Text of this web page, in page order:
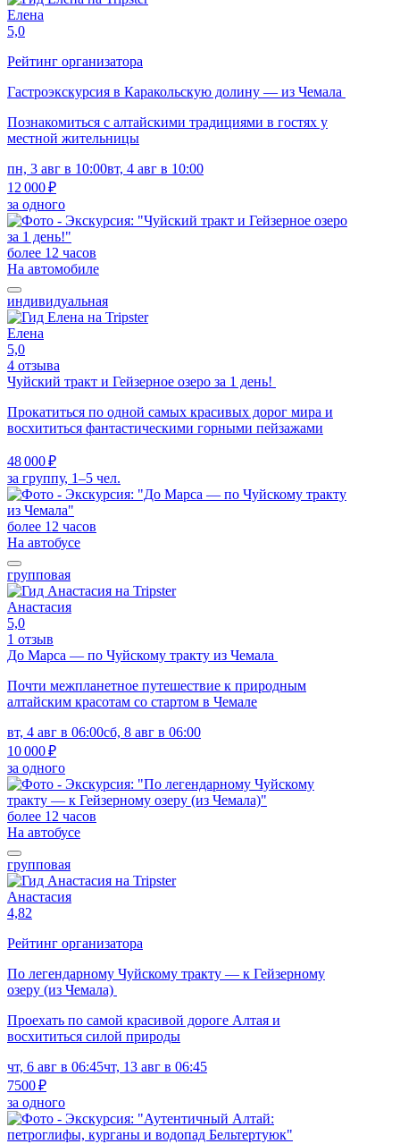
Елена
5,0
Рейтинг организатора
Гастроэкскурсия в Каракольскую долину — из Чемала
Познакомиться с алтайскими традициями в гостях у
местной жительницы
пн, 3 авг в 10:00вт, 4 авг в 10:00
12 000 ₽
за одного
более 12 часов
На автомобиле
индивидуальная
Елена
5,0
4 отзыва
Чуйский тракт и Гейзерное озеро за 1 день!
Прокатиться по одной самых красивых дорог мира и
восхититься фантастическими горными пейзажами
48 000 ₽
за группу, 1–5 чел.
более 12 часов
На автобусе
групповая
Анастасия
5,0
1 отзыв
До Марса — по Чуйскому тракту из Чемала
Почти межпланетное путешествие к природным
алтайским красотам со стартом в Чемале
вт, 4 авг в 06:00сб, 8 авг в 06:00
10 000 ₽
за одного
более 12 часов
На автобусе
групповая
Анастасия
4,82
Рейтинг организатора
По легендарному Чуйскому тракту — к Гейзерному
озеру (из Чемала)
Проехать по самой красивой дороге Алтая и
восхититься силой природы
чт, 6 авг в 06:45чт, 13 авг в 06:45
7500 ₽
за одного